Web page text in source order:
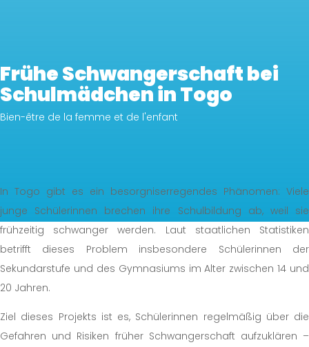
Frühe Schwangerschaft bei
Schulmädchen in Togo
Bien-être de la femme et de l'enfant
In Togo gibt es ein besorgniserregendes Phänomen: Viele
junge Schülerinnen brechen ihre Schulbildung ab, weil sie
frühzeitig schwanger werden. Laut staatlichen Statistiken
betrifft dieses Problem insbesondere Schülerinnen der
Sekundarstufe und des Gymnasiums im Alter zwischen 14 und
20 Jahren.
Ziel dieses Projekts ist es, Schülerinnen regelmäßig über die
Gefahren und Risiken früher Schwangerschaft aufzuklären –